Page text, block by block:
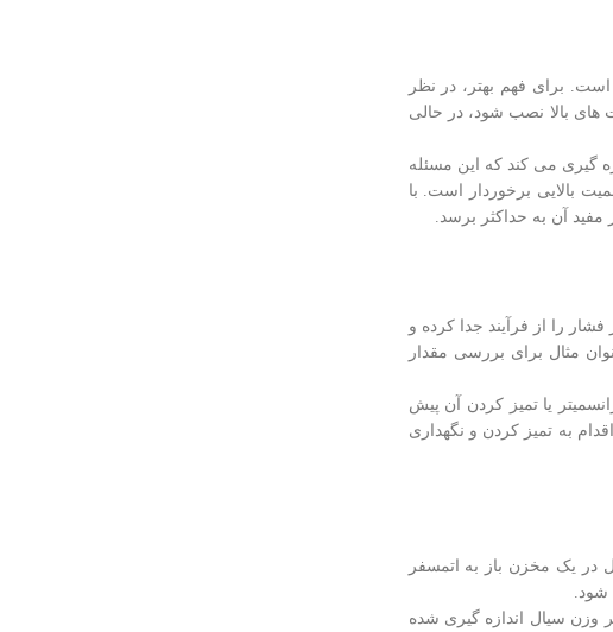
برای فهم بهتر، در نظر
های بالا نصب شود، در حالی
گیری می کند که این مسئله
بالایی برخوردار است. با
آن به حداکثر برسد.
را از فرآیند جدا کرده و
مثال برای بررسی مقدار
یا تمیز کردن آن پیش
به تمیز کردن و نگهداری
در یک مخزن باز به اتمسفر
وزن سیال اندازه گیری‌ شده